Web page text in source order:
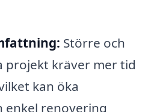
Större och
projekt kräver mer tid
kan öka
enkel renovering